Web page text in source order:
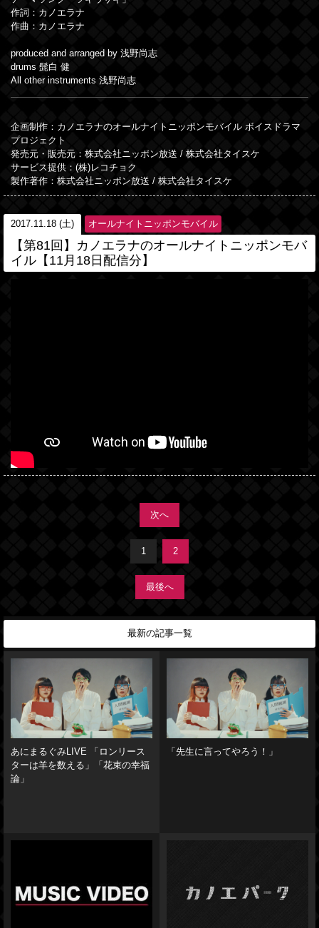
作詞：カノエラナ
作曲：カノエラナ
produced and arranged by 浅野尚志
drums 髭白 健
All other instruments 浅野尚志
企画制作：カノエラナのオールナイトニッポンモバイル ボイスドラマ
プロジェクト
発売元・販売元：株式会社ニッポン放送 / 株式会社タイスケ
サービス提供：(株)レコチョク
製作著作：株式会社ニッポン放送 / 株式会社タイスケ
2017.11.18 (土) オールナイトニッポンモバイル
【第81回】カノエラナのオールナイトニッポンモバ
イル【11月18日配信分】
次へ
1 2
最後へ
最新の記事一覧
あにまるぐみLIVE 「ロンリース
ターは羊を数える」「花束の幸福
論」
「先生に言ってやろう！」